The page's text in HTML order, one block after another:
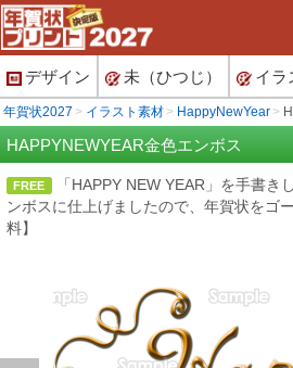
デザイン 未（ひつじ） イラ
年賀状2027 イラスト素材 HappyNewYear
HAPPYNEWYEAR金色エンボス
FREE 「HAPPY NEW YEAR」を手書き
ンボスに仕上げましたので、年賀状をゴ
料】